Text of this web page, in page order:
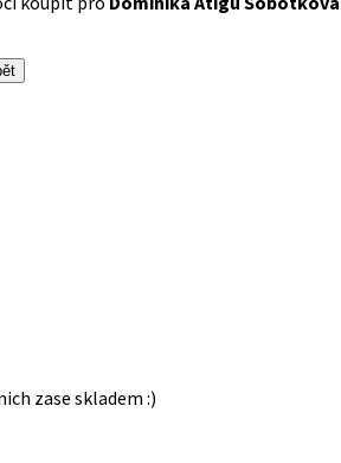
zase skladem :)